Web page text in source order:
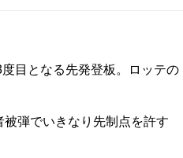
目となる先発登板。ロッテの
弾でいきなり先制点を許す